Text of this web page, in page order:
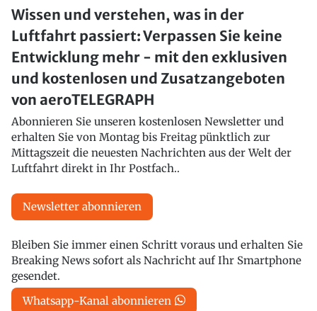
Wissen und verstehen, was in der
Luftfahrt passiert: Verpassen Sie keine
Entwicklung mehr - mit den exklusiven
und kostenlosen und Zusatzangeboten
von aeroTELEGRAPH
Abonnieren Sie unseren kostenlosen Newsletter und
erhalten Sie von Montag bis Freitag pünktlich zur
Mittagszeit die neuesten Nachrichten aus der Welt der
Luftfahrt direkt in Ihr Postfach..
Newsletter abonnieren
Bleiben Sie immer einen Schritt voraus und erhalten Sie
Breaking News sofort als Nachricht auf Ihr Smartphone
gesendet.
Whatsapp-Kanal abonnieren